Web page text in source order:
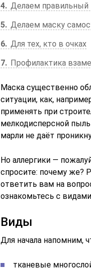
4 Делаем правильный
5 Делаем маску
6 Для тех, кто в очках
7
Профилактика
Маска существенно
ситуации, как,
применять при
мелкодисперсной
марли не даёт
Но аллергики —
спросите: почему же?
ответить вам на
ознакомьтесь с
Виды
Для начала напомним,
тканевые